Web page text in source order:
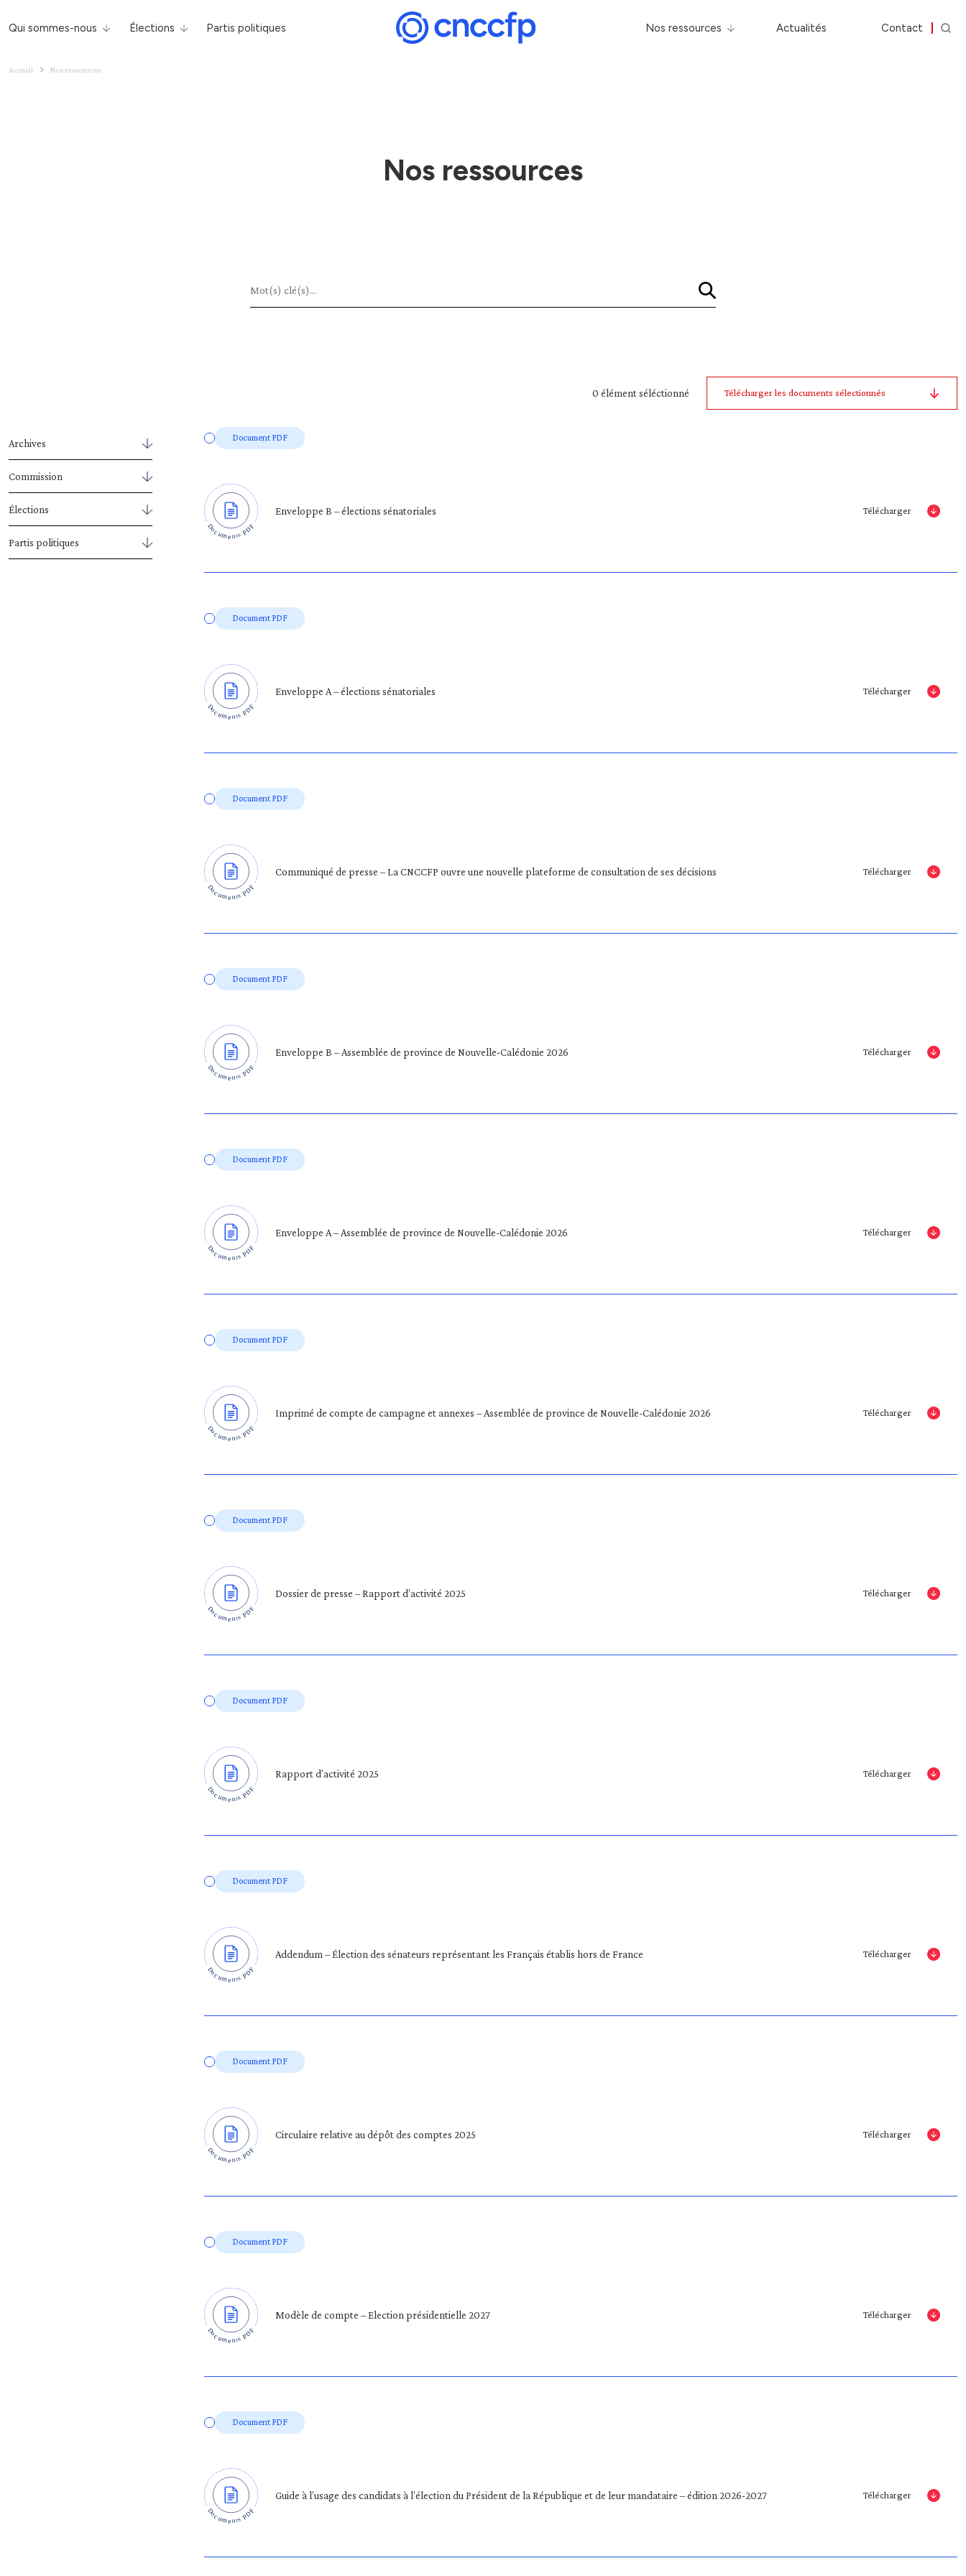
Qui sommes-nous Élections Partis politiques Nos ressources Actualités Contact
Accueil Nos ressources
Nos ressources
Archives
Commission
Élections
Partis politiques
0 élément séléctionné Télécharger les documents sélectionnés
Document PDF
Enveloppe B – élections sénatoriales Télécharger
Document PDF
Enveloppe A – élections sénatoriales Télécharger
Document PDF
Communiqué de presse – La CNCCFP ouvre une nouvelle plateforme de consultation de ses décisions Télécharger
Document PDF
Enveloppe B – Assemblée de province de Nouvelle-Calédonie 2026 Télécharger
Document PDF
Enveloppe A – Assemblée de province de Nouvelle-Calédonie 2026 Télécharger
Document PDF
Imprimé de compte de campagne et annexes – Assemblée de province de Nouvelle-Calédonie 2026 Télécharger
Document PDF
Dossier de presse – Rapport d’activité 2025 Télécharger
Document PDF
Rapport d’activité 2025 Télécharger
Document PDF
Addendum – Élection des sénateurs représentant les Français établis hors de France Télécharger
Document PDF
Circulaire relative au dépôt des comptes 2025 Télécharger
Document PDF
Modèle de compte – Election présidentielle 2027 Télécharger
Document PDF
Guide à l’usage des candidats à l’élection du Président de la République et de leur mandataire – édition 2026-2027 Télécharger